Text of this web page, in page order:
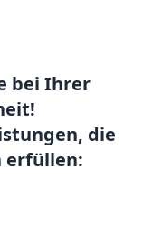
bei Ihrer
die
erfüllen: